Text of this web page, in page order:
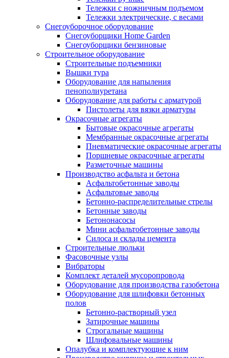
Тележки с ножничным подъемом
Тележки электрические, с весами
Снегоуборочное оборудование
Снегоуборщики Home Garden
Снегоуборщики бензиновые
Строительное оборудование
Cтроительные подъемники
Вышки тура
Оборудование для напыления
пенополиуретана
Оборудование для работы с арматурой
Пистолеты для вязки арматуры
Окрасочные агрегаты
Бытовые окрасочные агрегаты
Мембранные окрасочные агрегаты
Пневматические окрасочные агрегаты
Поршневые окрасочные агрегаты
Разметочные машины
Производство асфальта и бетона
Асфальтобетонные заводы
Асфальтовые заводы
Бетонно-распределительные стрелы
Бетонные заводы
Бетононасосы
Мини асфальтобетонные заводы
Силоса и склады цемента
Строительные люльки
Фасовочные узлы
Вибраторы
Комплект деталей мусоропровода
Оборудование для производства газобетона
Оборудование для шлифовки бетонных
полов
Бетонно-растворный узел
Затирочные машины
Строгальные машины
Шлифовальные машины
Опалубка и комплектующие к ним